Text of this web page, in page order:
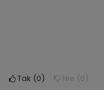
Tak 0 Nie 0